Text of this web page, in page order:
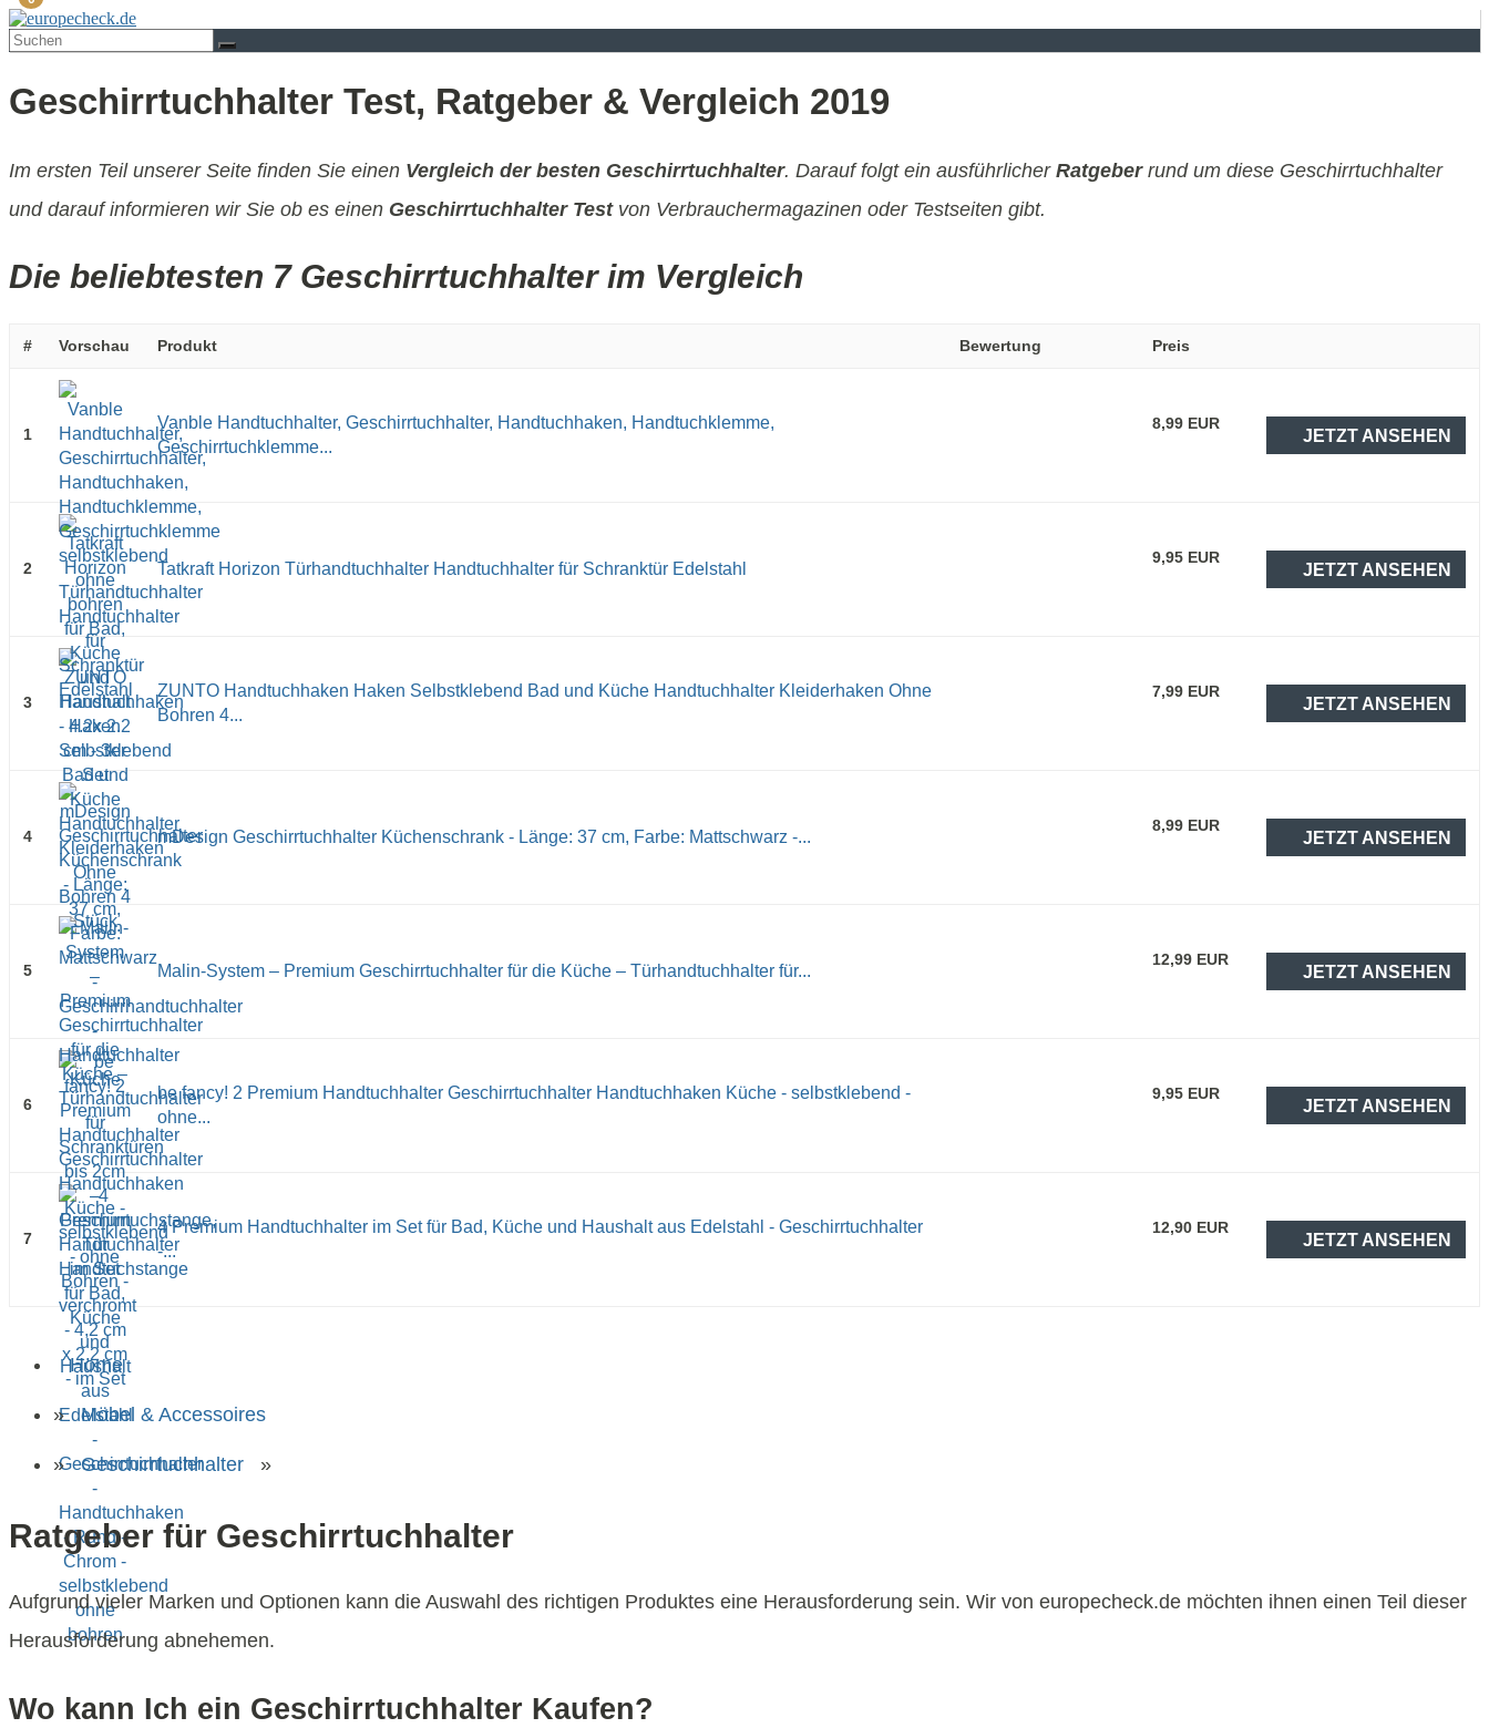
Geschirrtuchhalter Test, Ratgeber & Vergleich 2019
Im ersten Teil unserer Seite finden Sie einen Vergleich der besten Geschirrtuchhalter. Darauf folgt ein ausführlicher Ratgeberrund um diese Geschirrtuchhalter
und darauf informieren wir Sie ob es einen Geschirrtuchhalter Testvon Verbrauchermagazinen oder Testseiten gibt.
Die beliebtesten 7 Geschirrtuchhalter im Vergleich
# Vorschau Produkt Bewertung Preis
1
Vanble Handtuchhalter, Geschirrtuchhalter, Handtuchhaken, Handtuchklemme,
Geschirrtuchklemme...
8,99 EUR
JETZT ANSEHEN
2 Tatkraft Horizon Türhandtuchhalter Handtuchhalter für Schranktür Edelstahl
9,95 EUR
JETZT ANSEHEN
3
ZUNTO Handtuchhaken Haken Selbstklebend Bad und Küche Handtuchhalter Kleiderhaken Ohne
Bohren 4...
7,99 EUR
JETZT ANSEHEN
4 mDesign Geschirrtuchhalter Küchenschrank - Länge: 37 cm, Farbe: Mattschwarz -...
8,99 EUR
JETZT ANSEHEN
5 Malin-System – Premium Geschirrtuchhalter für die Küche – Türhandtuchhalter für...
12,99 EUR
JETZT ANSEHEN
6
be fancy! 2 Premium Handtuchhalter Geschirrtuchhalter Handtuchhaken Küche - selbstklebend -
ohne...
9,95 EUR
JETZT ANSEHEN
7
4 Premium Handtuchhalter im Set für Bad, Küche und Haushalt aus Edelstahl - Geschirrtuchhalter
-...
12,90 EUR
JETZT ANSEHEN
Home
» Möbel & Accessoires
» Geschirrtuchhalter »
Ratgeber für Geschirrtuchhalter
Aufgrund vieler Marken und Optionen kann die Auswahl des richtigen Produktes eine Herausforderung sein. Wir von europecheck.de möchten ihnen einen Teil dieser
Herausforderung abnehemen.
Wo kann Ich ein Geschirrtuchhalter Kaufen?